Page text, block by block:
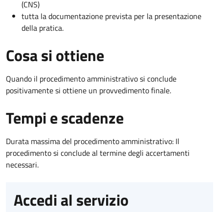
(CNS)
tutta la documentazione prevista per la presentazione
della pratica.
Cosa si ottiene
Quando il procedimento amministrativo si conclude
positivamente si ottiene un provvedimento finale.
Tempi e scadenze
Durata massima del procedimento amministrativo: Il
procedimento si conclude al termine degli accertamenti
necessari.
Accedi al servizio